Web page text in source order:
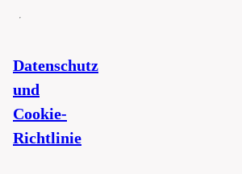
Datenschutz
und
Cookie-
Richtlinie